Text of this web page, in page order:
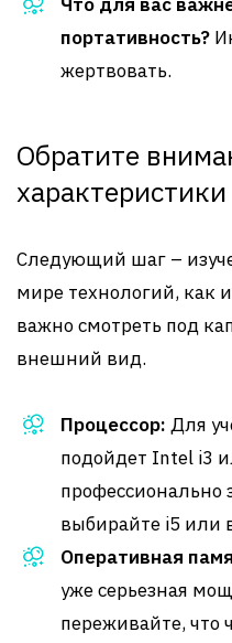
портативность?
жертвовать.
Обратите
характеристики
Следующий шаг –
мире технологий, как
важно смотреть под
внешний вид.
Процессор: Для
подойдет Intel i3
профессионально
выбирайте i5 или
Оперативная
уже серьезная
переживайте, что